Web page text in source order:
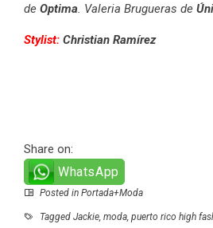
de Optima. Valeria Brugueras de
Stylist: Christian Ramírez
Share on:
WhatsApp
Posted in Portada+Moda
Tagged Jackie moda puerto rico high